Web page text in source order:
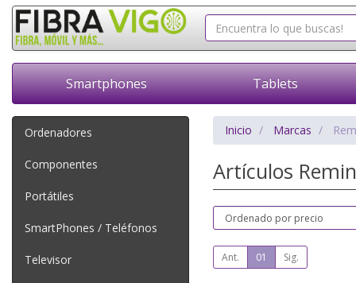
Smartphones Tablets
Ordenadores
Componentes
Portátiles
SmartPhones / Teléfonos
Televisor
Inicio Marcas
Artículos
Ant. 01 Sig.